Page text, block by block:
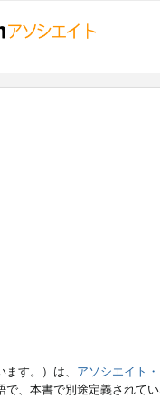
ます。）は、 アソシエイト
、本書で別途定義されて